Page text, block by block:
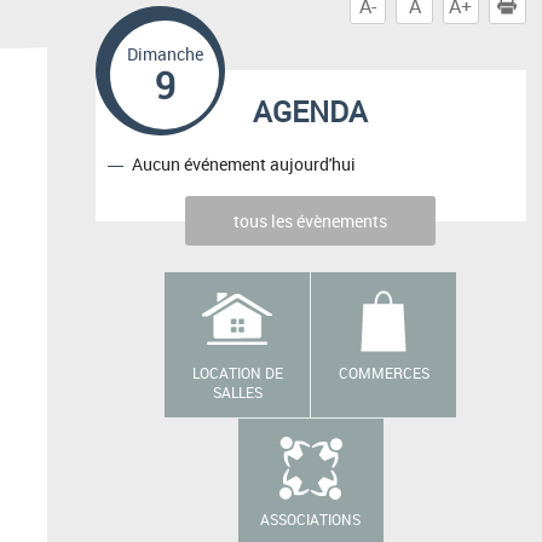
A- A A+
AGENDA
Dimanche
9
Aucun événement aujourd'hui
tous les évènements
LOCATION DE
SALLES
COMMERCES
ASSOCIATIONS